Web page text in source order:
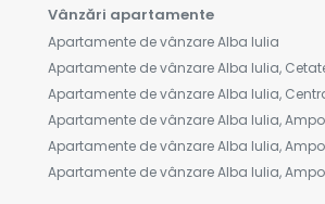
Vânzări apartamente
Apartamente de vânzare Alba Iulia
Apartamente de vânzare Alba Iulia,
Apartamente de vânzare Alba Iulia,
Apartamente de vânzare Alba Iulia,
Apartamente de vânzare Alba Iulia,
Apartamente de vânzare Alba Iulia,